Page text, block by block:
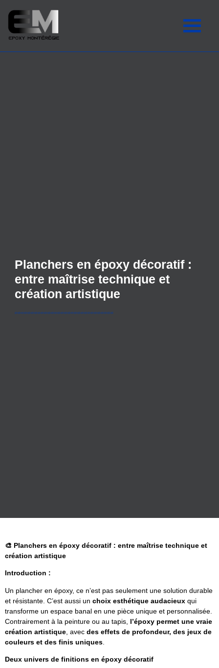
Planchers en époxy décoratif :
entre maîtrise technique et
création artistique
🎨 Planchers en époxy décoratif : entre maîtrise technique et
création artistique
Introduction :
Un plancher en époxy, ce n’est pas seulement une solution durable
et résistante. C’est aussi un choix esthétique audacieux qui
transforme un espace banal en une pièce unique et personnalisée.
Contrairement à la peinture ou au tapis, l’époxy permet une vraie
création artistique , avec des effets de profondeur, des jeux de
couleurs et des finis uniques
Deux univers de finitions en époxy décoratif